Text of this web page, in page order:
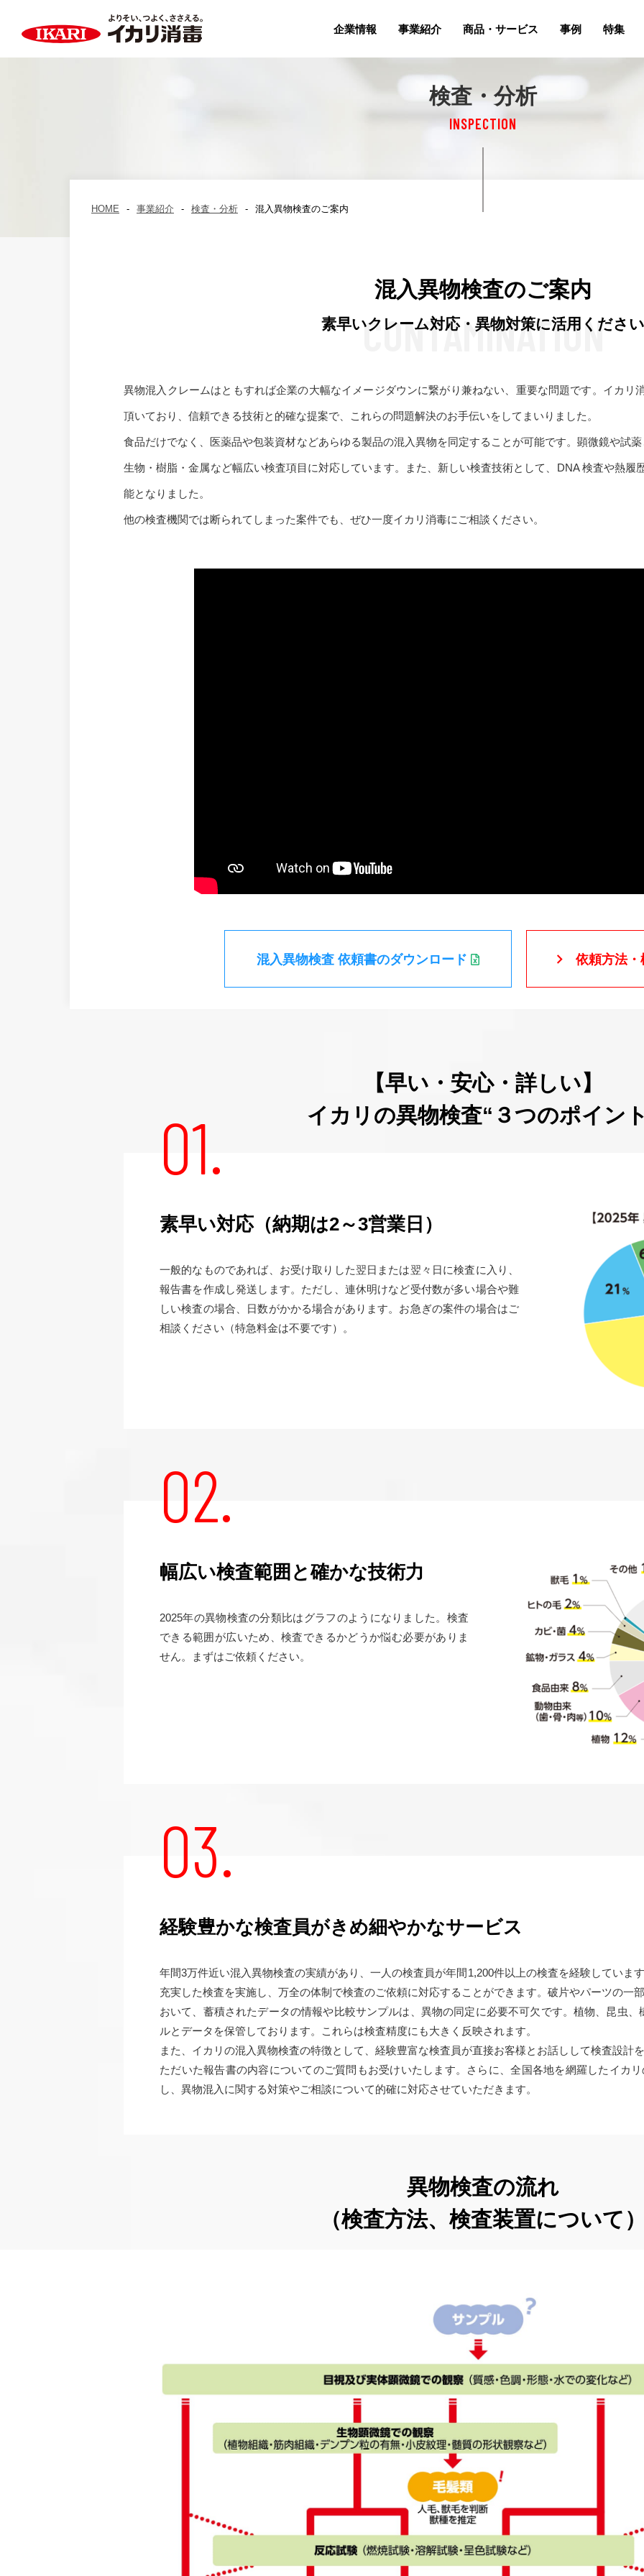
企業情報 事業紹介 商品・サービス 事例 特集
検査・分析
INSPECTION
HOME 事業紹介 検査・分析 混入異物検査のご案内
混入異物検査のご案内
素早いクレーム対応・異物対策に活用ください
CONTAMINATION
異物混入クレームはともすれば企業の大幅なイメージダウンに繋がり兼ねない、重要な問題です。イカリ
頂いており、信頼できる技術と的確な提案で、これらの問題解決のお手伝いをしてまいりました。
食品だけでなく、医薬品や包装資材などあらゆる製品の混入異物を同定することが可能です。顕微鏡や試
生物・樹脂・金属など幅広い検査項目に対応しています。また、新しい検査技術として、DNA 検査や熱履
能となりました。
他の検査機関では断られてしまった案件でも、ぜひ一度イカリ消毒にご相談ください。
混入異物検査 依頼書のダウンロード chevron_right 依頼方法
【早い・安心・詳しい】
イカリの異物検査“３つのポイン
01.
素早い対応（納期は2～3営業日）
一般的なものであれば、お受け取りした翌日または翌々日に検査に入り、
報告書を作成し発送します。ただし、連休明けなど受付数が多い場合や難
しい検査の場合、日数がかかる場合があります。お急ぎの案件の場合はご
相談ください（特急料金は不要です）。
02.
幅広い検査範囲と確かな技術力
2025年の異物検査の分類比はグラフのようになりました。検査
できる範囲が広いため、検査できるかどうか悩む必要がありま
せん。まずはご依頼ください。
03.
経験豊かな検査員がきめ細やかなサービス
年間3万件近い混入異物検査の実績があり、一人の検査員が年間1,200件以上の検査を経験していま
充実した検査を実施し、万全の体制で検査のご依頼に対応することができます。破片やパーツの一
おいて、蓄積されたデータの情報や比較サンプルは、異物の同定に必要不可欠です。植物、昆虫
ルとデータを保管しております。これらは検査精度にも大きく反映されます。
また、イカリの混入異物検査の特徴として、経験豊富な検査員が直接お客様とお話しして検査設計
ただいた報告書の内容についてのご質問もお受けいたします。さらに、全国各地を網羅したイカ
し、異物混入に関する対策やご相談について的確に対応させていただきます。
異物検査の流れ
（検査方法、検査装置について